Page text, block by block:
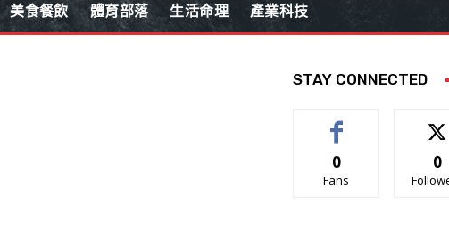
美食餐飲 體育部落 生活命理 產業科技
STAY CONNECTED
0
Fans
0